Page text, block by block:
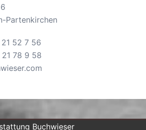
Partenkirchen
52 7 56
78 9 58
Buchwieser